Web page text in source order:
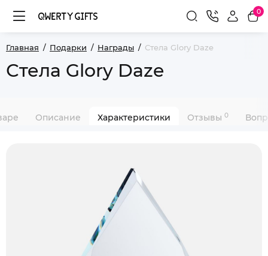
0
Главная Подарки Награды Стела Glory Daze
Стела Glory Daze
Описание Характеристики Отзывы 0